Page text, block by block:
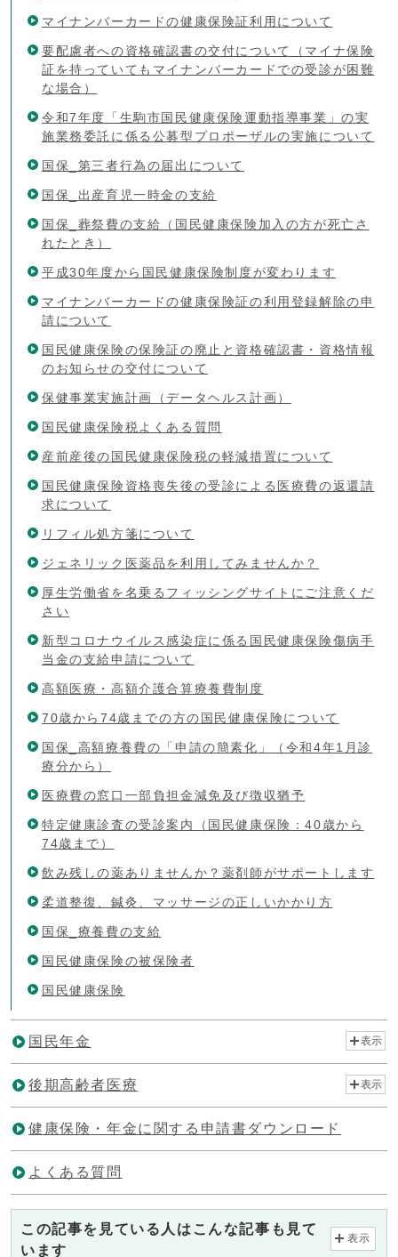
マイナンバーカードの健康保険証利用について
要配慮者への資格確認書の交付について（マイナ保険
証を持っていてもマイナンバーカードでの受診が困難
な場合）
令和7年度「生駒市国民健康保険運動指導事業」の実
施業務委託に係る公募型プロポーザルの実施について
国保_第三者行為の届出について
国保_出産育児一時金の支給
国保_葬祭費の支給（国民健康保険加入の方が死亡さ
れたとき）
平成30年度から国民健康保険制度が変わります
マイナンバーカードの健康保険証の利用登録解除の申
請について
国民健康保険の保険証の廃止と資格確認書・資格情報
のお知らせの交付について
保健事業実施計画（データヘルス計画）
国民健康保険税よくある質問
産前産後の国民健康保険税の軽減措置について
国民健康保険資格喪失後の受診による医療費の返還請
求について
リフィル処方箋について
ジェネリック医薬品を利用してみませんか？
厚生労働省を名乗るフィッシングサイトにご注意くだ
さい
新型コロナウイルス感染症に係る国民健康保険傷病手
当金の支給申請について
高額医療・高額介護合算療養費制度
70歳から74歳までの方の国民健康保険について
国保_高額療養費の「申請の簡素化」（令和4年1月診
療分から）
医療費の窓口一部負担金減免及び徴収猶予
特定健康診査の受診案内（国民健康保険：40歳から
74歳まで）
飲み残しの薬ありませんか？薬剤師がサポートします
柔道整復、鍼灸、マッサージの正しいかかり方
国保_療養費の支給
国民健康保険の被保険者
国民健康保険
国民年金 表示
後期高齢者医療 表示
健康保険・年金に関する申請書ダウンロード
よくある質問
この記事を見ている人はこんな記事も見て
います
表示